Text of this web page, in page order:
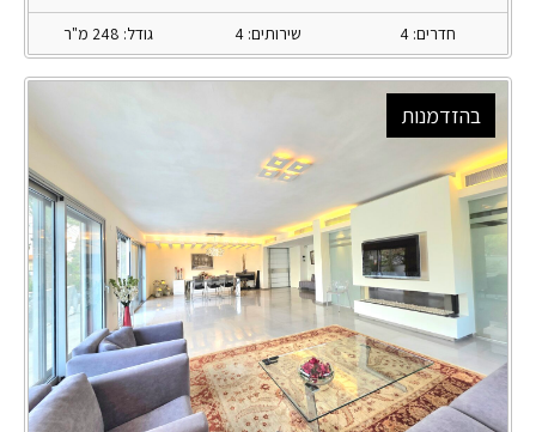
חדרים: 4 שירותים: 4 גודל: 248 מ"ר
בהזדמנות